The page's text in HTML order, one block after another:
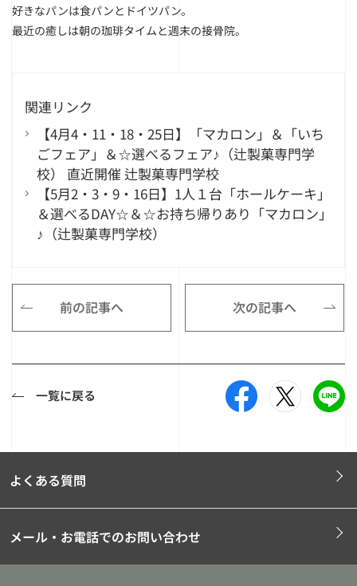
好きなパンは食パンとドイツパン。
最近の癒しは朝の珈琲タイムと週末の接骨院。
関連リンク
【4月4・11・18・25日】「マカロン」＆「いち
ごフェア」＆☆選べるフェア♪（辻製菓専門学
校） 直近開催 辻製菓専門学校
【5月2・3・9・16日】1人１台「ホールケーキ」
＆選べるDAY☆＆☆お持ち帰りあり「マカロン」
♪（辻製菓専門学校）
前の記事へ 次の記事へ
一覧に戻る
よくある質問
メール・お電話でのお問い合わせ